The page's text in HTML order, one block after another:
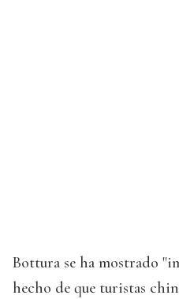
Bottura se ha mostrado
hecho de que turistas